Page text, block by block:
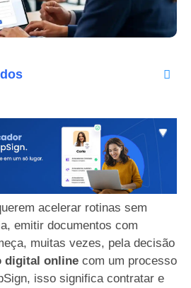
acelerar rotinas sem
emitir documentos com
muitas vezes, pela decisão
digital online com um processo
isso significa contratar e